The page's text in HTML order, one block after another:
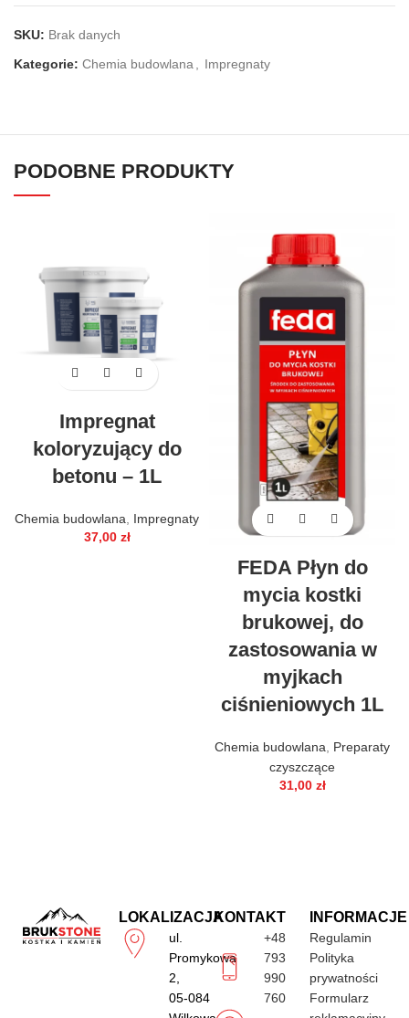
SKU: Brak danych
Kategorie: Chemia budowlana Impregnaty
PODOBNE PRODUKTY
Impregnat
koloryzujący do
betonu – 1L
Chemia budowlana
Impregnaty
37,00 zł
FEDA Płyn do
mycia kostki
brukowej, do
zastosowania w
myjkach
ciśnieniowych 1L
Chemia budowlana
Preparaty
czyszczące
31,00 zł
LOKALIZACJA
ul.
Promykowa
2,
05-084
KONTAKT
+48
793
990
760
INFORMACJE
Regulamin
Polityka
prywatności
Formularz